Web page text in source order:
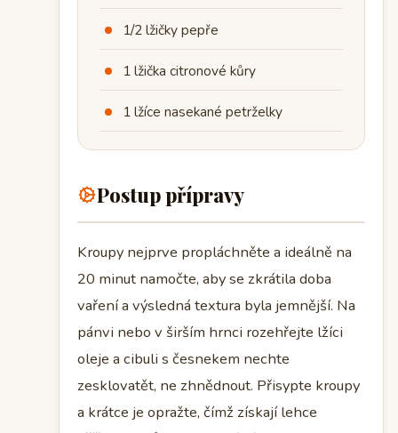
1/2 lžičky pepře
1 lžička citronové kůry
1 lžíce nasekané petrželky
Postup přípravy
Kroupy nejprve propláchněte a ideálně na
20 minut namočte, aby se zkrátila doba
vaření a výsledná textura byla jemnější. Na
pánvi nebo v širším hrnci rozehřejte lžíci
oleje a cibuli s česnekem nechte
zesklovatět, ne zhnědnout. Přisypte kroupy
a krátce je opražte, čímž získají lehce